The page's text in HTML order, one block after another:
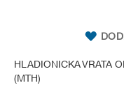
HLADIONICKA VRATA
(MTH)